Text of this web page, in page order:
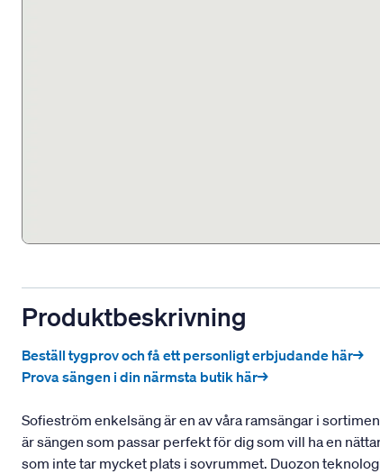
Produktbeskrivning
Beställ tygprov och få ett personligt erbjudande här→
Prova sängen i din närmsta butik här→
Sofieström enkelsäng är en av våra ramsängar i
är sängen som passar perfekt för dig som vill ha en
som inte tar mycket plats i sovrummet. Duozon